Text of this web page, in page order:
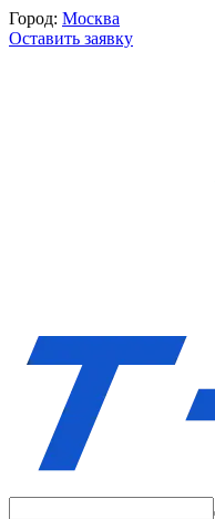
Город: Москва
Оставить заявку